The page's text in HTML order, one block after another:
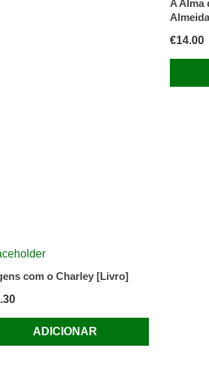
A Alma
Almeida
€14.00
com o Charley [Livro]
ADICIONAR